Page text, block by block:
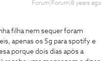
Forum|Forum|8 years ago
filha nem sequer foram
apenas os 5g para spotify e
porque dois dias após a